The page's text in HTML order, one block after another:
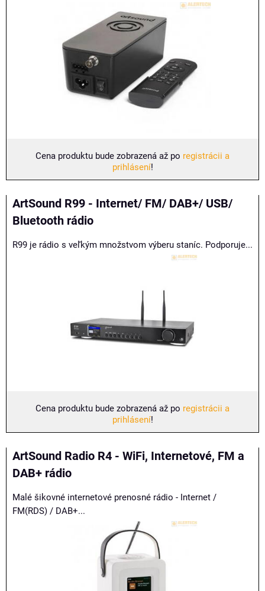
Cena produktu bude zobrazená až po registrácii a
prihlásení!
ArtSound R99 - Internet/ FM/ DAB+/ USB/
Bluetooth rádio
R99 je rádio s veľkým množstvom výberu staníc. Podporuje...
Cena produktu bude zobrazená až po registrácii a
prihlásení!
ArtSound Radio R4 - WiFi, Internetové, FM a
DAB+ rádio
Malé šikovné internetové prenosné rádio - Internet /
FM(RDS) / DAB+...